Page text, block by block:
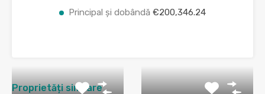
Principal și dobândă €200,346.24
Proprietăți similare